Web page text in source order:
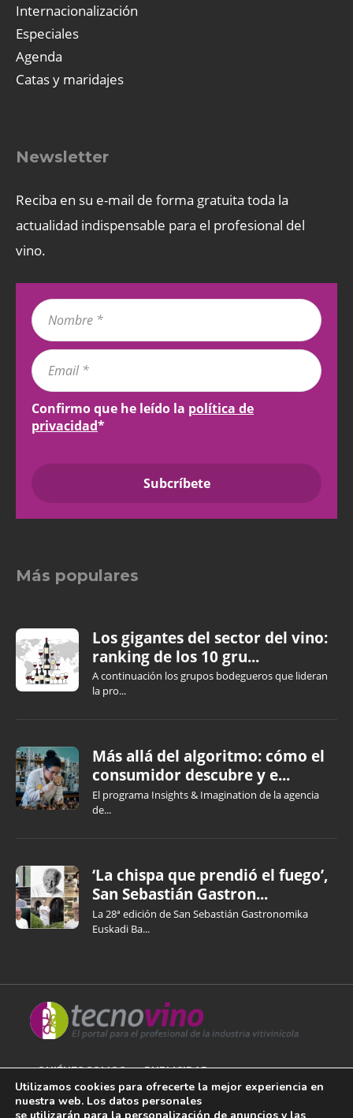
Internacionalización
Especiales
Agenda
Catas y maridajes
Newsletter
Reciba en su e-mail de forma gratuita toda la
actualidad indispensable para el profesional del
vino.
Confirmo que he leído la política de
privacidad*
Más populares
Los gigantes del sector del vino:
ranking de los 10 gru...
A continuación los grupos bodegueros que lideran
la pro...
Más allá del algoritmo: cómo el
consumidor descubre y e...
El programa Insights & Imagination de la agencia
de...
‘La chispa que prendió el fuego’,
San Sebastián Gastron...
La 28ª edición de San Sebastián Gastronomika
Euskadi Ba...
QUIÉNES SOMOS PUBLICIDAD
AVISO LEGAL
Utilizamos cookies para ofrecerte la mejor experiencia en
nuestra web. Los datos personales